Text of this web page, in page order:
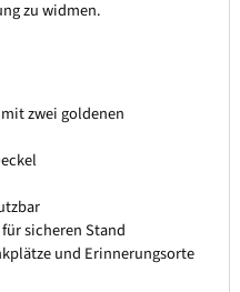
zu widmen.
zwei goldenen
sicheren Stand
und Erinnerungsorte